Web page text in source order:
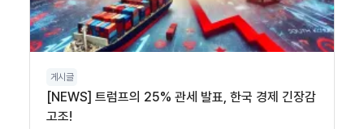
게시글
[NEWS] 트럼프의 25% 관세 발표, 한국 경제 긴장감
고조!